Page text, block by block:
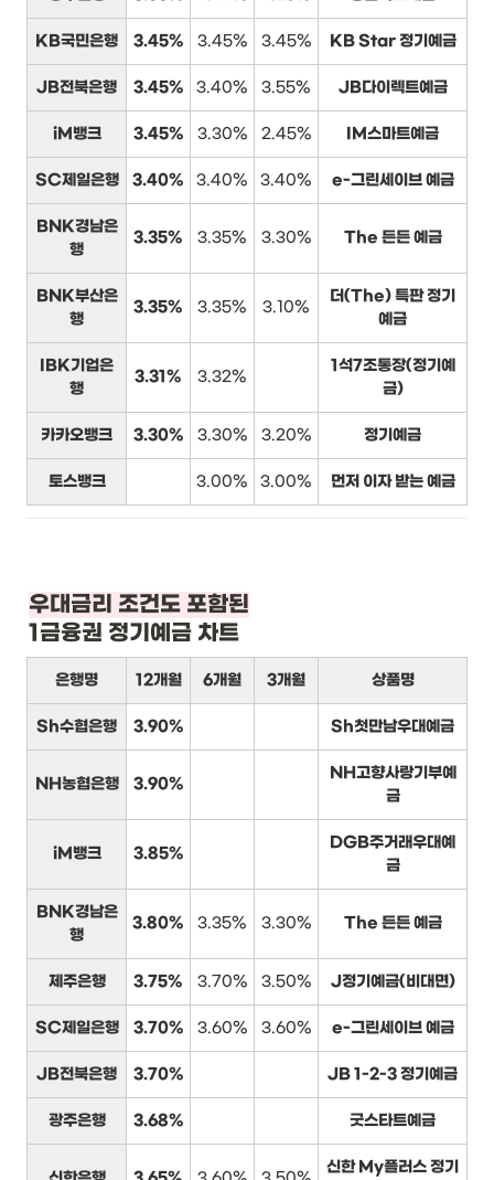
KB국민은행 3.45% 3.45% 3.45% KB Star 정기예금
JB전북은행 3.45% 3.40% 3.55% JB다이렉트예금
iM뱅크 3.45% 3.30% 2.45% IM스마트예금
SC제일은행 3.40% 3.40% 3.40% e-그린세이브 예금
BNK경남은
행
3.35% 3.35% 3.30% The 든든 예금
BNK부산은
행
3.35% 3.35% 3.10%
더(The) 특판 정기
예금
IBK기업은
행
3.31% 3.32%
1석7조통장(정기예
금)
카카오뱅크 3.30% 3.30% 3.20% 정기예금
토스뱅크 3.00% 3.00% 먼저 이자 받는 예금
1금융권 정기예금 차트
은행명 12개월 6개월 3개월 상품명
Sh수협은행 3.90% Sh첫만남우대예금
NH농협은행 3.90%
NH고향사랑기부예
금
iM뱅크 3.85%
DGB주거래우대예
금
BNK경남은
행
3.80% 3.35% 3.30% The 든든 예금
제주은행 3.75% 3.70% 3.50% J정기예금(비대면)
SC제일은행 3.70% 3.60% 3.60% e-그린세이브 예금
JB전북은행 3.70% JB 1-2-3 정기예금
광주은행 3.68% 굿스타트예금
신한 My플러스 정기